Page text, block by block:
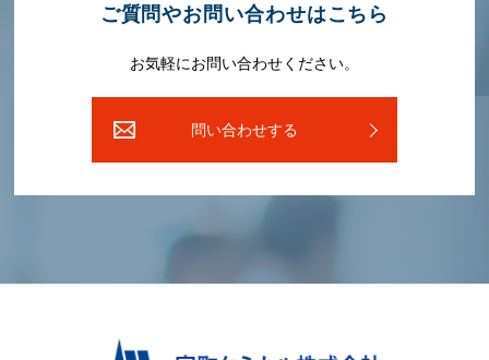
ご質問やお問い合わせはこちら
お気軽にお問い合わせください。
問い合わせする